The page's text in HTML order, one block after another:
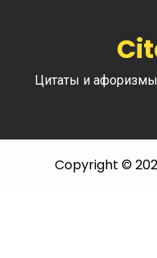
Цитаты и
Copyright ©